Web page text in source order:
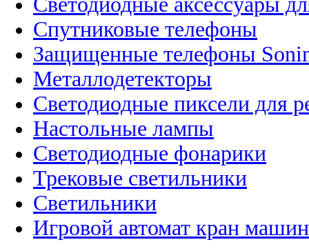
Спутниковые телефоны
Защищенные телефоны
Металлодетекторы
Светодиодные пиксели для
Настольные лампы
Светодиодные фонарики
Трековые светильники
Светильники
Игровой автомат кран